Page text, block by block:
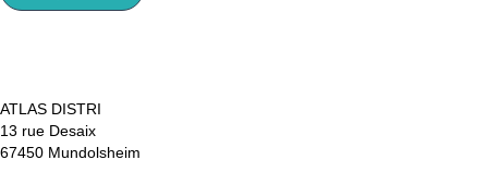
ATLAS DISTRI
13 rue Desaix
67450 Mundolsheim